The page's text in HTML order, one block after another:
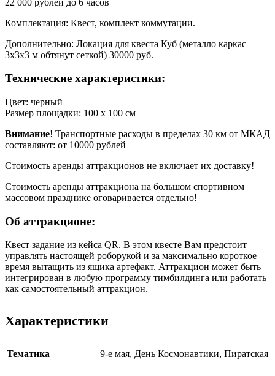
Комплектация: Квест, комплект коммутации.
Дополнительно: Локация для квеста Куб (металло каркас
3х3х3 м обтянут сеткой) 30000 руб.
Технические характеристики:
Цвет: черный
Размер площадки: 100 х 100 см
Внимание! Транспортные расходы в пределах 30 км от МКАД
составляют: от 10000 рублей
Стоимость аренды аттракционов не включает их доставку!
Стоимость аренды аттракциона на большом спортивном
массовом празднике оговаривается отдельно!
Об аттракционе:
Квест задание из кейса QR. В этом квесте Вам предстоит
управлять настоящей роборукой и за максимально короткое
время вытащить из ящика артефакт. Аттракцион может быть
интегрирован в любую программу тимбилдинга или работать
как самостоятельный аттракцион.
Характеристики
Тематика 9-е мая, День Космонавтики, Пиратская